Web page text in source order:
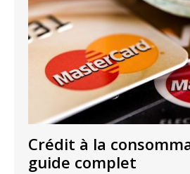
Crédit à la
guide complet